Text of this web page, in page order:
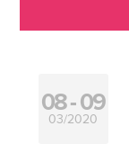
08 09
03/2020